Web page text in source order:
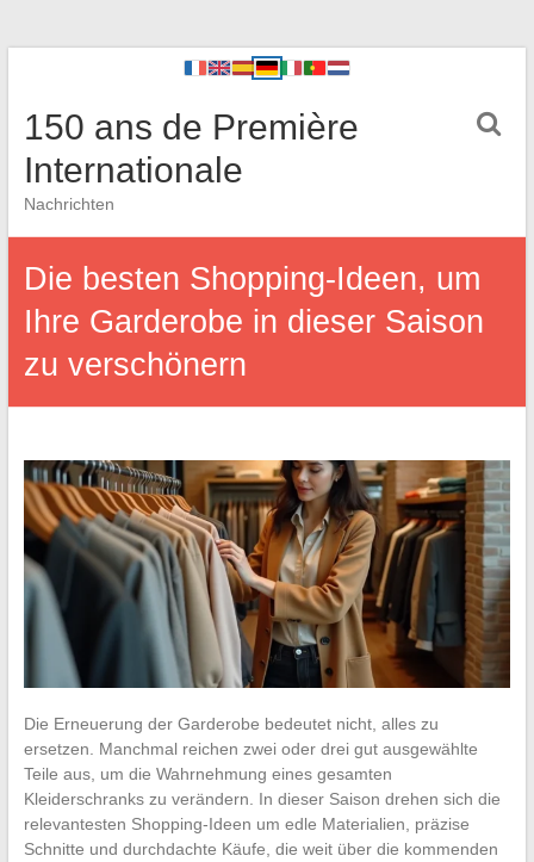
150 ans de Première
Internationale
Nachrichten
Die besten Shopping-Ideen, um
Ihre Garderobe in dieser Saison
zu verschönern
Die Erneuerung der Garderobe bedeutet nicht, alles zu
ersetzen. Manchmal reichen zwei oder drei gut ausgewählte
Teile aus, um die Wahrnehmung eines gesamten
Kleiderschranks zu verändern. In dieser Saison drehen sich die
relevantesten Shopping-Ideen um edle Materialien, präzise
Schnitte und durchdachte Käufe, die weit über die kommenden